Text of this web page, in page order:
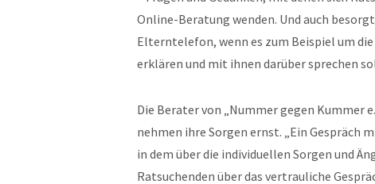
Online-Beratung wenden. Und auch
Elterntelefon, wenn es zum Beispiel um
erklären und mit ihnen darüber sprechen
Die Berater von „Nummer gegen Kummer
nehmen ihre Sorgen ernst. „Ein Gespräch
in dem über die individuellen Sorgen und
Ratsuchenden über das vertrauliche